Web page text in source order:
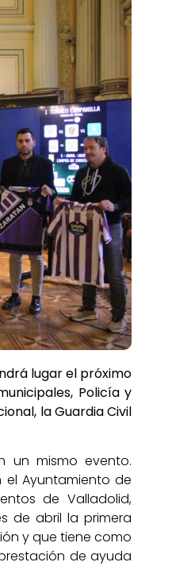
lugar el próximo
Policía y
la Guardia Civil
un mismo evento.
Ayuntamiento de
de Valladolid,
de abril la primera
y que tiene como
de ayuda